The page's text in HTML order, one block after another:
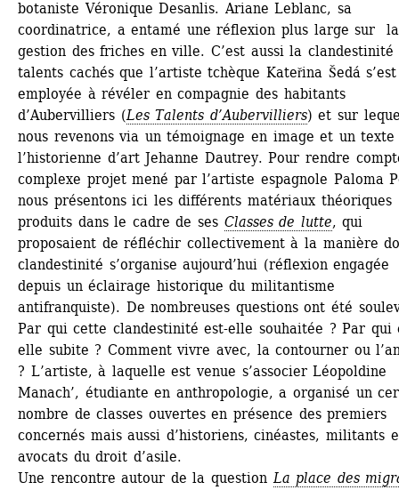
botaniste Véronique Desanlis. Ariane Leblanc, sa
coordinatrice, a entamé une réflexion plus large sur la
gestion des friches en ville. C’est aussi la clandestinité
talents cachés que l’artiste tchèque Kateřina Šedá s’est
employée à révéler en compagnie des habitants
d’Aubervilliers (Les Talents d’Aubervilliers) et sur
nous revenons via un témoignage en image et un texte
l’historienne d’art Jehanne Dautrey. Pour rendre
complexe projet mené par l’artiste espagnole Paloma
nous présentons ici les différents matériaux théoriques
produits dans le cadre de ses Classes de lutte, qui
proposaient de réfléchir collectivement à la manière
clandestinité s’organise aujourd’hui (réflexion engagée
depuis un éclairage historique du militantisme
antifranquiste). De nombreuses questions ont été
Par qui cette clandestinité est-elle souhaitée ? Par qui
elle subite ? Comment vivre avec, la contourner ou
? L’artiste, à laquelle est venue s’associer Léopoldine
Manach’, étudiante en anthropologie, a organisé un
nombre de classes ouvertes en présence des premiers
concernés mais aussi d’historiens, cinéastes, militants
avocats du droit d’asile.
Une rencontre autour de la question La place des